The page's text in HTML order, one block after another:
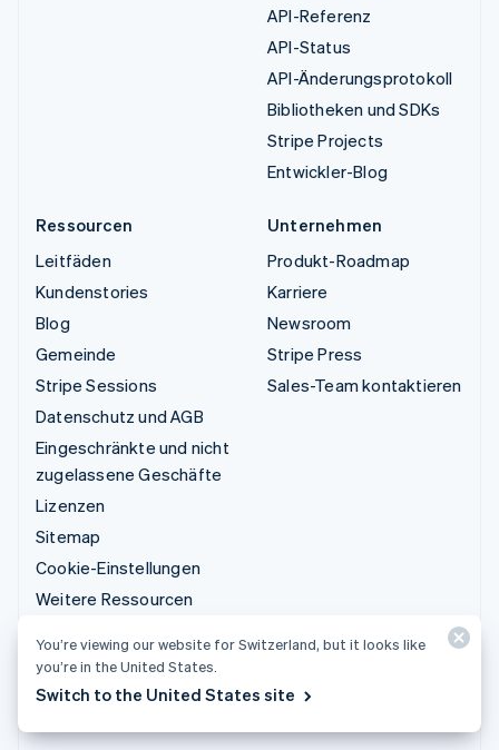
API-Referenz
API-Status
API-Änderungsprotokoll
Bibliotheken und SDKs
Stripe Projects
Entwickler-Blog
Ressourcen
Leitfäden
Kundenstories
Blog
Gemeinde
Stripe Sessions
Datenschutz und AGB
Eingeschränkte und nicht
zugelassene Geschäfte
Lizenzen
Sitemap
Cookie-Einstellungen
Weitere Ressourcen
Unternehmen
Produkt-Roadmap
Karriere
Newsroom
Stripe Press
Sales-Team kontaktieren
Support
Support anfordern
You’re viewing our website for Switzerland, but it looks like
you’re in the United States.
Switch to the United States site